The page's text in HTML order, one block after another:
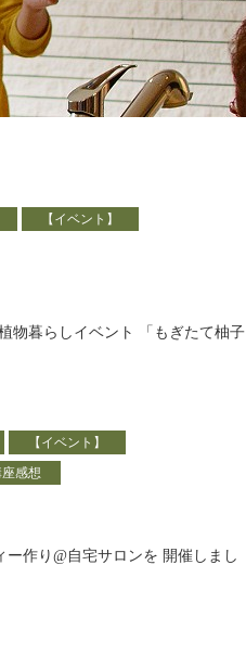
【イベント】
物暮らしイベント 「もぎたて柚子
【イベント】
感想
作り@自宅サロンを 開催しまし